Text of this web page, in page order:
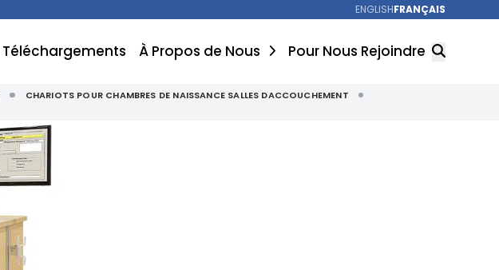
ENGLISHFRANÇAIS
Téléchargements À Propos de Nous Pour Nous Rejoindre
CHARIOTS POUR CHAMBRES DE NAISSANCE SALLES DACCOUCHEMENT